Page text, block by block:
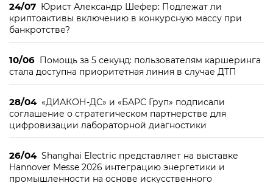
24/07 Юрист Александр Шефер: Подлежат ли
криптоактивы включению в конкурсную массу при
банкротстве?
10/06 Помощь за 5 секунд: пользователям каршеринга
стала доступна приоритетная линия в случае ДТП
28/04 «ДИАКОН-ДС» и «БАРС Груп» подписали
соглашение о стратегическом партнерстве для
цифровизации лабораторной диагностики
26/04 Shanghai Electric представляет на выставке
Hannover Messe 2026 интеграцию энергетики и
промышленности на основе искусственного